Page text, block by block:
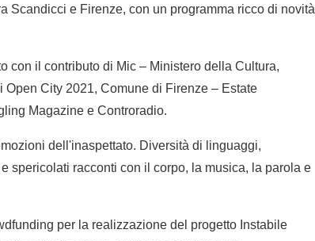
Scandicci e Firenze, con un programma ricco di novità
con il contributo di Mic – Ministero della Cultura,
City 2021, Comune di Firenze – Estate
Magazine e Controradio.
dell'inaspettato. Diversità di linguaggi,
spericolati racconti con il corpo, la musica, la parola e
per la realizzazione del progetto Instabile